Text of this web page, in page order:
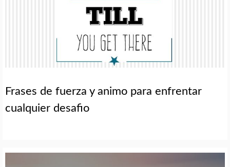
Frases de fuerza y animo para enfrentar
cualquier desafio